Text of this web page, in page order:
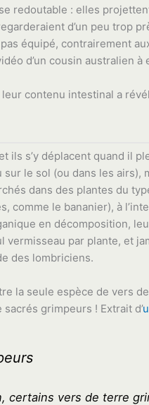
redoutable : elles
d’un peu trop
pas équipé, contrairement
d’un cousin australien à
leur contenu intestinal a
ils s’y déplacent quand il
sur le sol (ou dans les
dans des plantes du
comme le bananier), à
en décomposition,
vermisseau par plante, et
des lombriciens.
la seule espèce de vers
grimpeurs ! Extrait d’
certains vers de terre